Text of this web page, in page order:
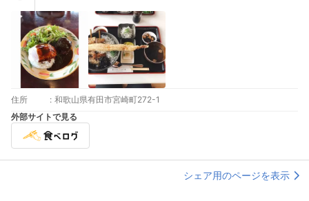
住所 : 和歌山県有田市宮崎町272-1
外部サイトで見る
シェア用のページを表示